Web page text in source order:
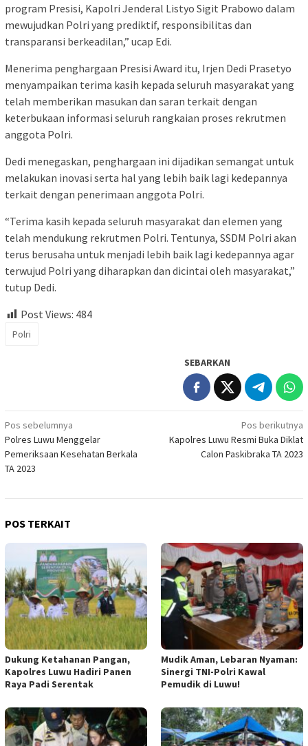
program Presisi, Kapolri Jenderal Listyo Sigit Prabowo dalam
mewujudkan Polri yang prediktif, responsibilitas dan
transparansi berkeadilan,” ucap Edi.
Menerima penghargaan Presisi Award itu, Irjen Dedi Prasetyo
menyampaikan terima kasih kepada seluruh masyarakat yang
telah memberikan masukan dan saran terkait dengan
keterbukaan informasi seluruh rangkaian proses rekrutmen
anggota Polri.
Dedi menegaskan, penghargaan ini dijadikan semangat untuk
melakukan inovasi serta hal yang lebih baik lagi kedepannya
terkait dengan penerimaan anggota Polri.
“Terima kasih kepada seluruh masyarakat dan elemen yang
telah mendukung rekrutmen Polri. Tentunya, SSDM Polri akan
terus berusaha untuk menjadi lebih baik lagi kedepannya agar
terwujud Polri yang diharapkan dan dicintai oleh masyarakat,”
tutup Dedi.
Post Views: 484
Polri
SEBARKAN
Navigasi
pos
Pos sebelumnya
Polres Luwu Menggelar
Pemeriksaan Kesehatan Berkala
TA 2023
Pos berikutnya
Kapolres Luwu Resmi Buka Diklat
Calon Paskibraka TA 2023
POS TERKAIT
Dukung Ketahanan Pangan,
Kapolres Luwu Hadiri Panen
Raya Padi Serentak
Mudik Aman, Lebaran Nyaman:
Sinergi TNI-Polri Kawal
Pemudik di Luwu!